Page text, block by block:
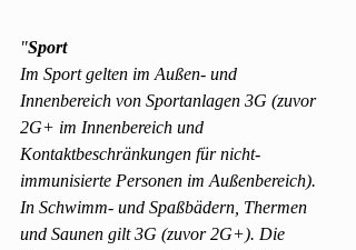
"Sport
Im Sport gelten im Außen- und
Innenbereich von Sportanlagen 3G (zuvor
2G+ im Innenbereich und
Kontaktbeschränkungen für nicht-
immunisierte Personen im Außenbereich).
In Schwimm- und Spaßbädern, Thermen
und Saunen gilt 3G (zuvor 2G+). Die